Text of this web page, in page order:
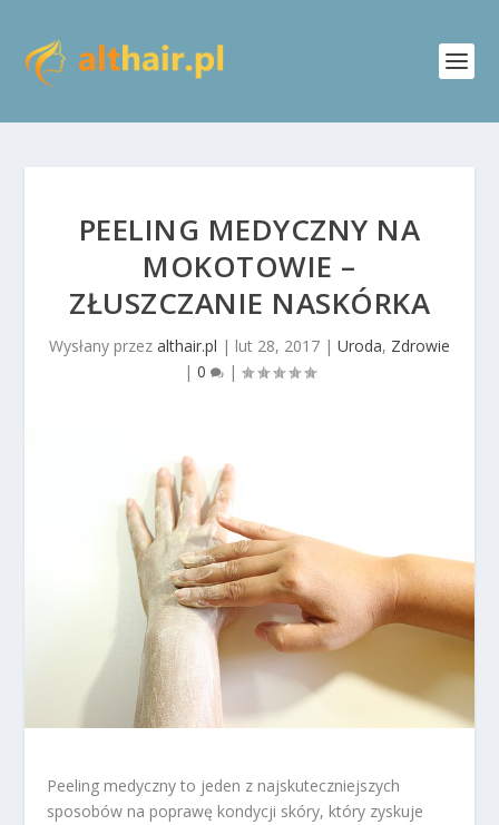
PEELING MEDYCZNY NA
MOKOTOWIE –
ZŁUSZCZANIE NASKÓRKA
Wysłany przez althair.pl | lut 28, 2017 | Uroda, Zdrowie
| 0 |
Peeling medyczny to jeden z najskuteczniejszych
sposobów na poprawę kondycji skóry, który zyskuje